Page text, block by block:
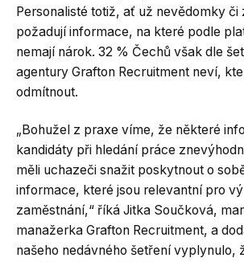
Personalisté totiž, ať už nevědomky či
požadují informace, na které podle
nemají nárok. 32 % Čechů však dle
agentury Grafton Recruitment neví,
odmítnout.
„Bohužel z praxe víme, že některé
kandidáty při hledání práce
měli uchazeči snažit poskytnout o
informace, které jsou relevantní pro
zaměstnání,“ říká Jitka Součková,
manažerka Grafton Recruitment, a
našeho nedávného šetření vyplynulo,